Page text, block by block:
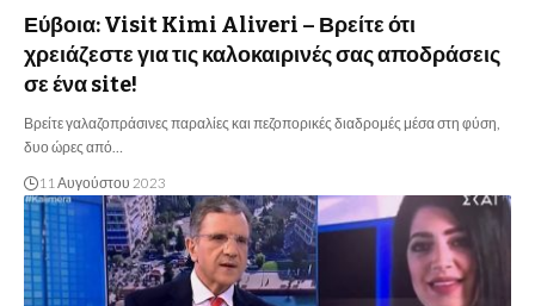
Εύβοια: Visit Kimi Aliveri – Βρείτε ότι
χρειάζεστε για τις καλοκαιρινές σας αποδράσεις
σε ένα site!
Βρείτε γαλαζοπράσινες παραλίες και πεζοπορικές διαδρομές μέσα στη φύση,
δυο ώρες από…
11 Αυγούστου 2023